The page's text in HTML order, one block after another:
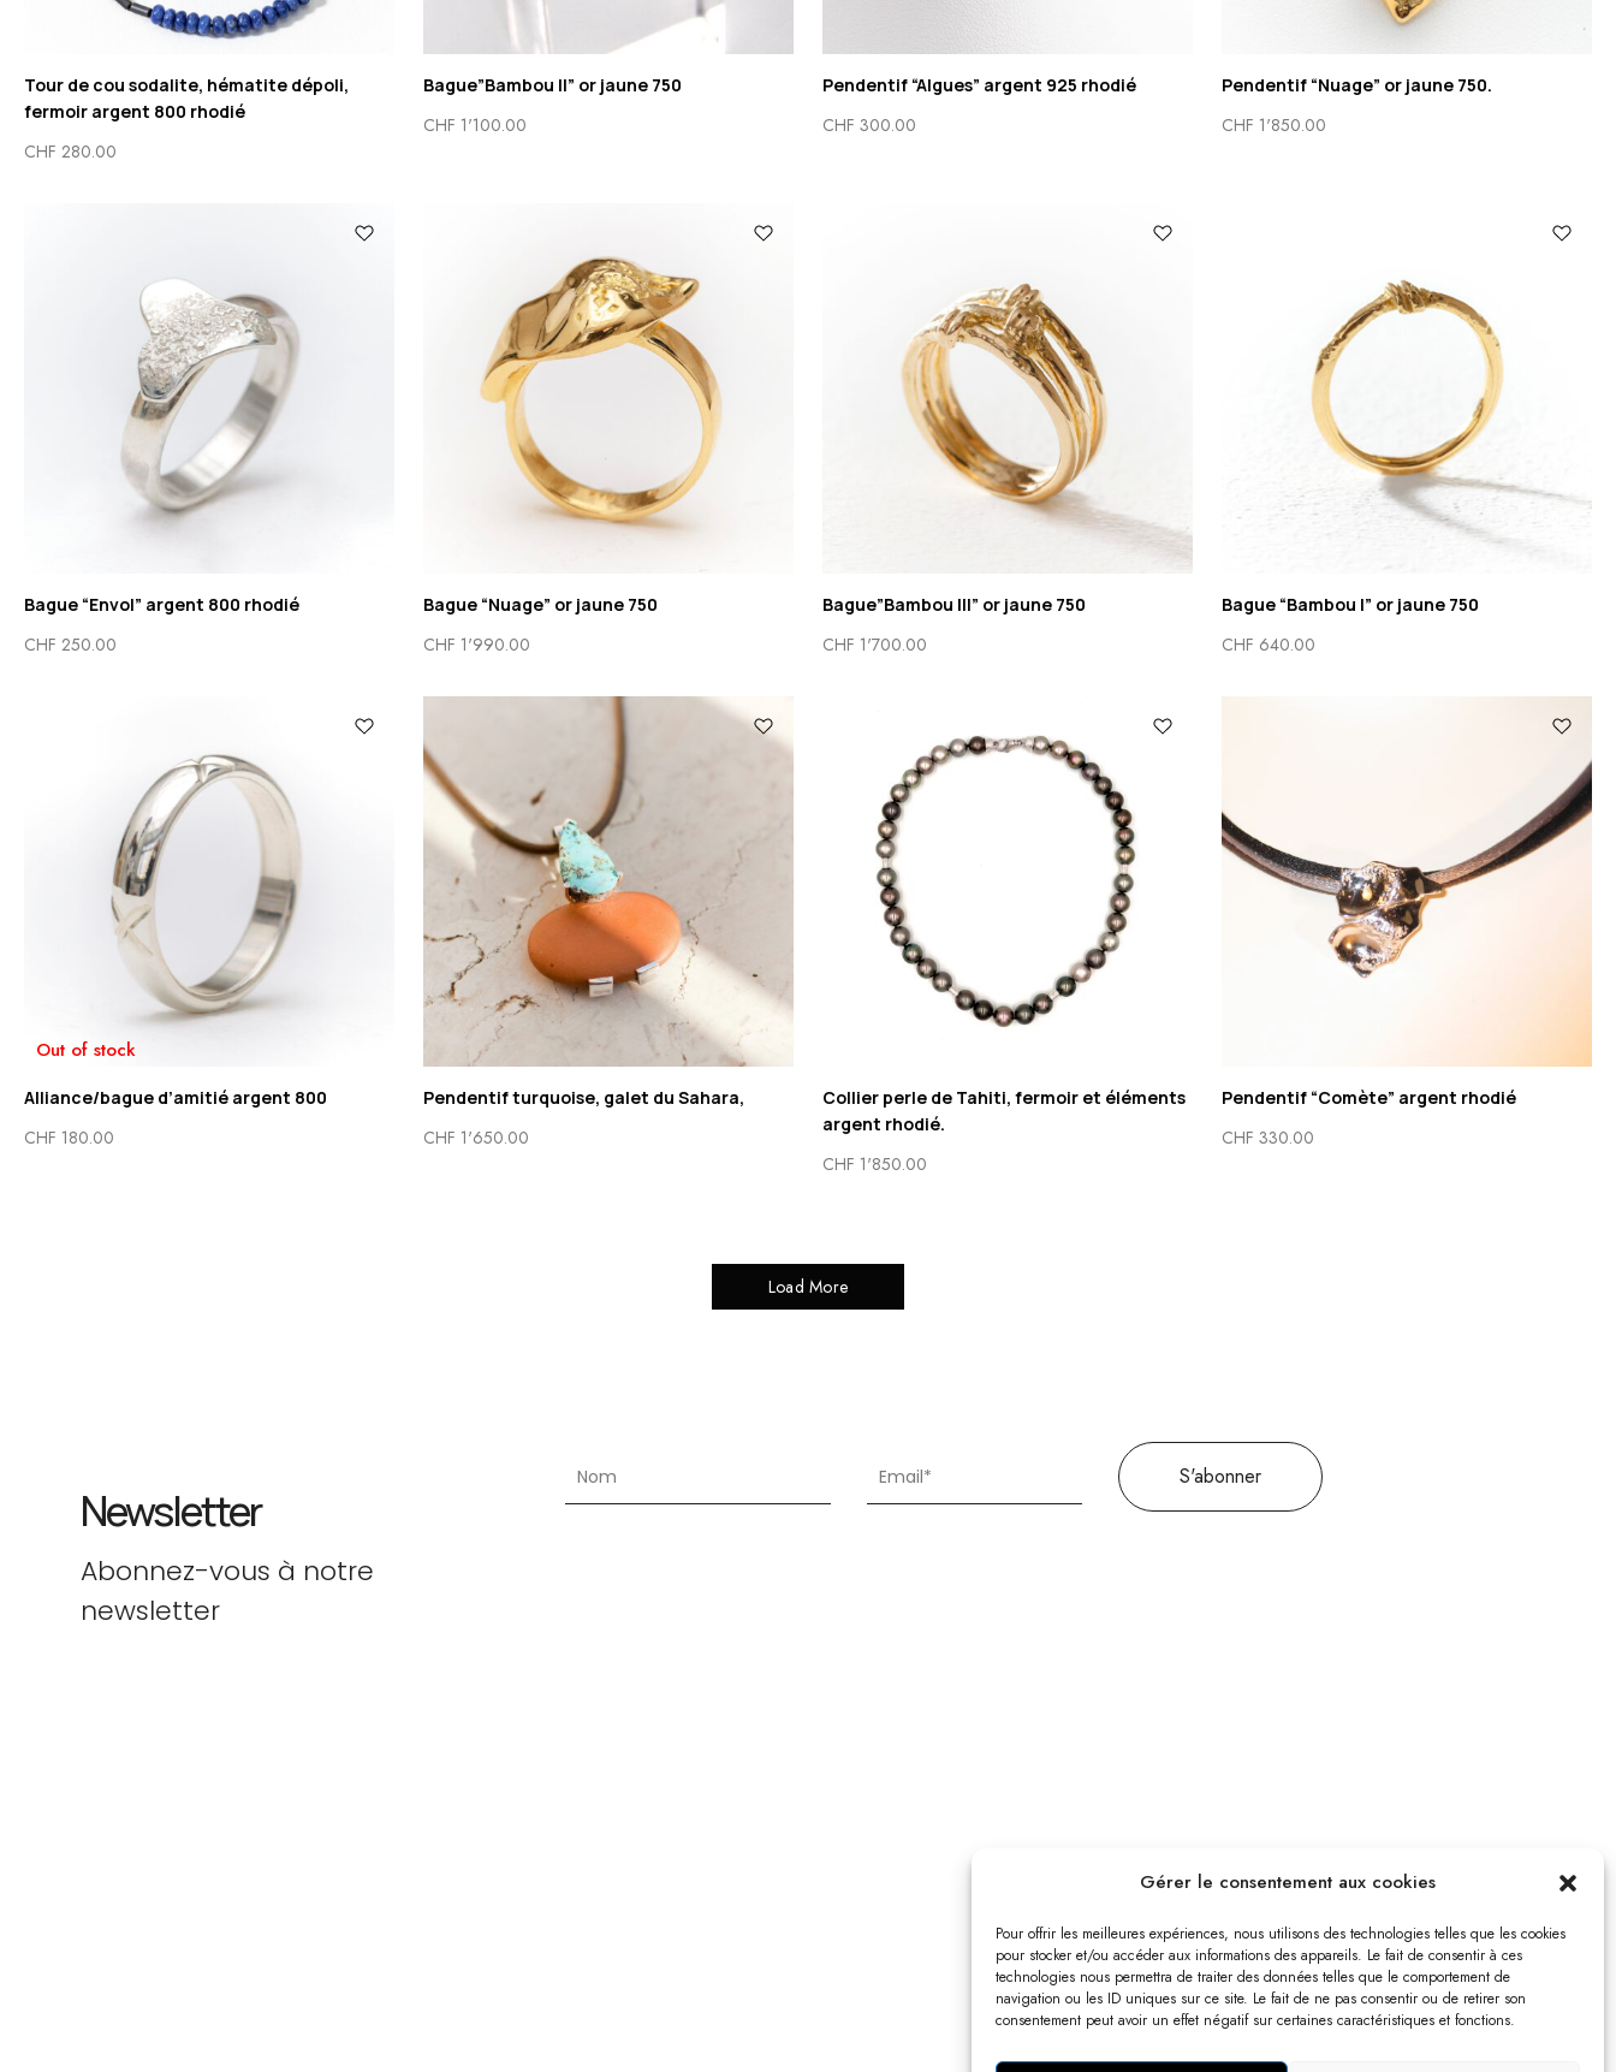
Gérer le consentement aux cookies
Pour offrir les meilleures expériences, nous utilisons des technologies telles que les cookies
pour stocker et/ou accéder aux informations des appareils. Le fait de consentir à ces
technologies nous permettra de traiter des données telles que le comportement de
navigation ou les ID uniques sur ce site. Le fait de ne pas consentir ou de retirer son
consentement peut avoir un effet négatif sur certaines caractéristiques et fonctions.
Tour de cou sodalite, hématite dépoli,
fermoir argent 800 rhodié
CHF 280.00
Bague”Bambou II” or jaune 750
CHF 1'100.00
Pendentif “Algues” argent 925 rhodié
CHF 300.00
Pendentif “Nuage” or jaune 750.
CHF 1'850.00
Bague “Envol” argent 800 rhodié
CHF 250.00
Bague “Nuage” or jaune 750
CHF 1'990.00
Bague”Bambou III” or jaune 750
CHF 1'700.00
Bague “Bambou I” or jaune 750
CHF 640.00
Out of stock
Alliance/bague d’amitié argent 800
CHF 180.00
Pendentif turquoise, galet du Sahara,
CHF 1'650.00
Collier perle de Tahiti, fermoir et éléments
argent rhodié.
CHF 1'850.00
Pendentif “Comète” argent rhodié
CHF 330.00
Load More
Newsletter
Abonnez-vous à notre
newsletter
S'abonner